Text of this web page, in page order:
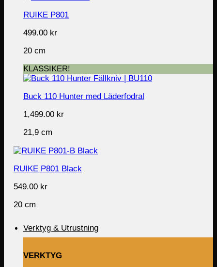
RUIKE P801
499.00 kr
20 cm
KLASSIKER!
Buck 110 Hunter med Läderfodral
1,499.00 kr
21,9 cm
RUIKE P801 Black
549.00 kr
20 cm
Verktyg & Utrustning
VERKTYG